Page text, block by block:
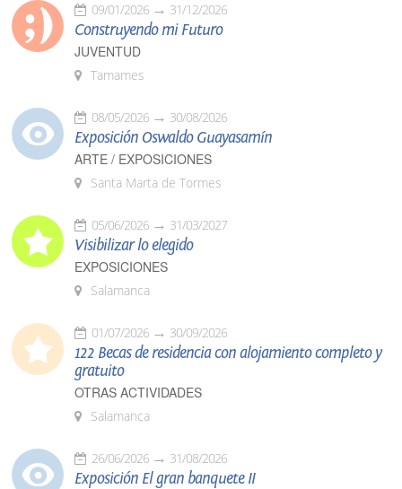
09/01/2026 31/12/2026
Construyendo mi Futuro
JUVENTUD
Tamames
08/05/2026 30/08/2026
Exposición Oswaldo Guayasamín
ARTE / EXPOSICIONES
Santa Marta de Tormes
05/06/2026 31/03/2027
Visibilizar lo elegido
EXPOSICIONES
Salamanca
01/07/2026 30/09/2026
122 Becas de residencia con alojamiento completo y
gratuito
OTRAS ACTIVIDADES
Salamanca
26/06/2026 31/08/2026
Exposición El gran banquete II